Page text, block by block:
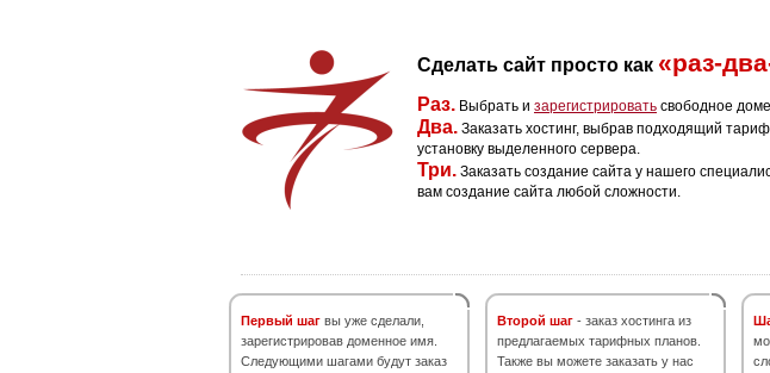
Сделать сайт просто как «раз-
Раз. Выбрать и зарегистрировать свободное
Два. Заказать хостинг, выбрав подходящий
установку выделенного сервера.
Три. Заказать создание сайта у нашего
вам создание сайта любой сложности.
Первый шаг вы уже сделали,
зарегистрировав доменное имя.
Следующими шагами будут заказ
Второй шаг - заказ хостинга из
предлагаемых тарифных планов.
Также вы можете заказать у нас